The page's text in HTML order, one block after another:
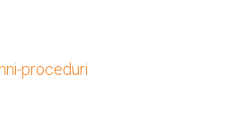
proceduri